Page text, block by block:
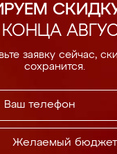
заявку сейчас,
сохранится.
Желаемый бюджет